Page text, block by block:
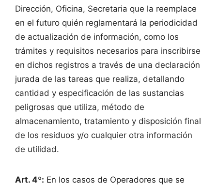
Dirección, Oficina, Secretaria que la reemplace
en el futuro quién reglamentará la periodicidad
de actualización de información, como los
trámites y requisitos necesarios para inscribirse
en dichos registros a través de una declaración
jurada de las tareas que realiza, detallando
cantidad y especificación de las sustancias
peligrosas que utiliza, método de
almacenamiento, tratamiento y disposición final
de los residuos y/o cualquier otra información
de utilidad.
Art. 4º: En los casos de Operadores que se